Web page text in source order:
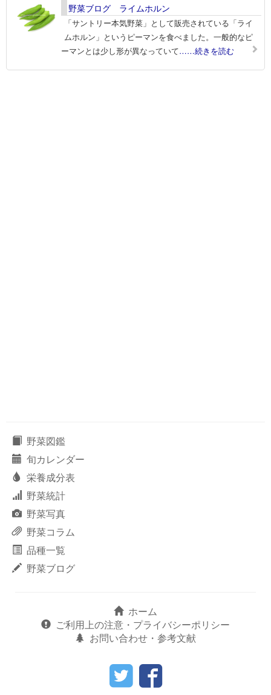
野菜ブログ ライムホルン
「サントリー本気野菜」として販売されている「ライ
ムホルン」というピーマンを食べました。一般的なピ
ーマンとは少し形が異なっていて……続きを読む
野菜図鑑
旬カレンダー
栄養成分表
野菜統計
野菜写真
野菜コラム
品種一覧
野菜ブログ
ホーム
ご利用上の注意・プライバシーポリシー
お問い合わせ・参考文献